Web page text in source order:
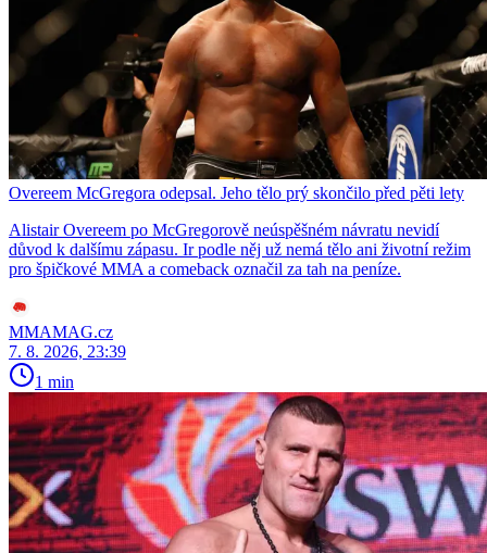
Overeem McGregora odepsal. Jeho tělo prý skončilo před pěti lety
Alistair Overeem po McGregorově neúspěšném návratu nevidí
důvod k dalšímu zápasu. Ir podle něj už nemá tělo ani životní režim
pro špičkové MMA a comeback označil za tah na peníze.
MMAMAG.cz
7. 8. 2026, 23:39
1 min